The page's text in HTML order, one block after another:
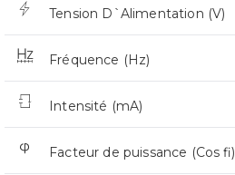
Tension D`Alimentation (V)
Fréquence (Hz)
Intensité (mA)
Facteur de puissance (Cos fi)